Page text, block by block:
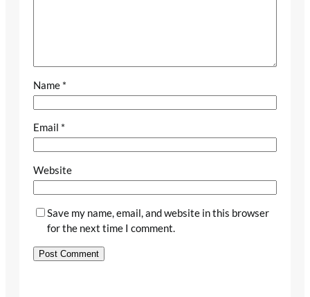
Name *
Email *
Website
Save my name, email, and website in this browser
for the next time I comment.